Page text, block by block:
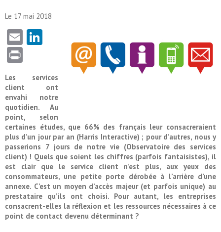
Le 17 mai 2018
EmailLinkedIn
Les services
client ont
envahi notre
quotidien. Au
point, selon
certaines études, que 66% des français leur consacreraient
plus d’un jour par an (Harris Interactive) ; pour d’autres, nous y
passerions 7 jours de notre vie (Observatoire des services
client) ! Quels que soient les chiffres (parfois fantaisistes), il
est clair que le service client n’est plus, aux yeux des
consommateurs, une petite porte dérobée à l’arrière d’une
annexe. C’est un moyen d’accès majeur (et parfois unique) au
prestataire qu’ils ont choisi. Pour autant, les entreprises
consacrent-elles la réflexion et les ressources nécessaires à ce
point de contact devenu déterminant ?